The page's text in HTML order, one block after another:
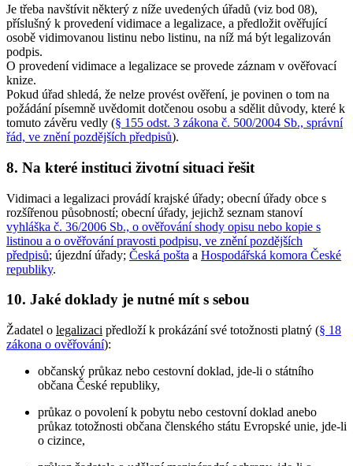
Je třeba navštívit některý z níže uvedených úřadů (viz bod 08),
příslušný k provedení vidimace a legalizace, a předložit ověřující
osobě vidimovanou listinu nebo listinu, na níž má být legalizován
podpis.
O provedení vidimace a legalizace se provede záznam v ověřovací
knize.
Pokud úřad shledá, že nelze provést ověření, je povinen o tom na
požádání písemně uvědomit dotčenou osobu a sdělit důvody, které k
tomuto závěru vedly (§ 155 odst. 3 zákona č. 500/2004 Sb., správní
řád, ve znění pozdějších předpisů).
8. Na které instituci životní situaci řešit
Vidimaci a legalizaci provádí krajské úřady; obecní úřady obce s
rozšířenou působností; obecní úřady, jejichž seznam stanoví
vyhláška č. 36/2006 Sb., o ověřování shody opisu nebo kopie s
listinou a o ověřování pravosti podpisu, ve znění pozdějších
předpisů; újezdní úřady; Česká pošta a Hospodářská komora České
republiky.
10. Jaké doklady je nutné mít s sebou
Žadatel o legalizaci předloží k prokázání své totožnosti platný (§ 18
zákona o ověřování):
občanský průkaz nebo cestovní doklad, jde-li o státního
občana České republiky,
průkaz o povolení k pobytu nebo cestovní doklad anebo
průkaz totožnosti občana členského státu Evropské unie, jde-li
o cizince,